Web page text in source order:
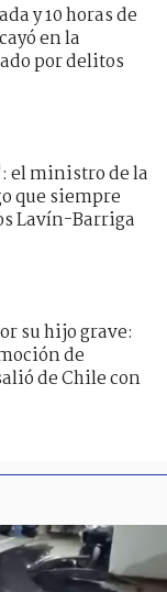
y 10 horas de
en la
por delitos
el ministro de la
que siempre
Lavín-Barriga
su hijo grave:
de
de Chile con